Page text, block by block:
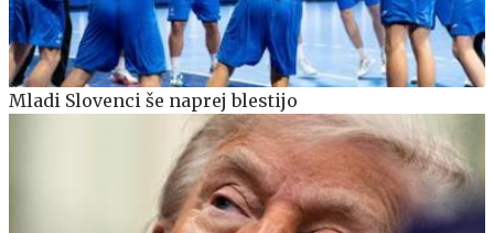
Mladi Slovenci še naprej blestijo